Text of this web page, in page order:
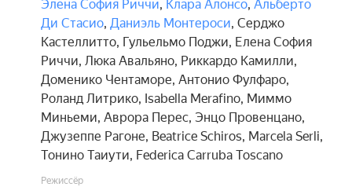
Элена София Риччи, Клара Алонсо, Альберто
Ди Стасио, Даниэль Монтероси, Серджо
Кастеллитто, Гульельмо Поджи, Елена София
Риччи, Люка Авальяно, Риккардо Камилли,
Доменико Чентаморе, Антонио Фулфаро,
Роланд Литрико, Isabella Merafino, Миммо
Миньеми, Аврора Перес, Энцо Провенцано,
Джузеппе Рагоне, Beatrice Schiros, Marcela Serli,
Тонино Таиути, Federica Carruba Toscano
Режиссёр